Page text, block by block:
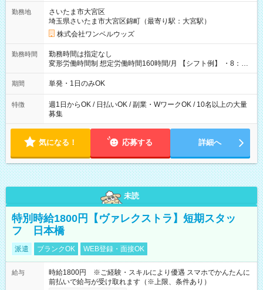
勤務地
さいたま市大宮区
埼玉県さいたま市大宮区錦町（最寄り駅：大宮駅）
株式会社ワンベルウッズ
勤務時間
勤務時間は指定なし
変形労働時間制 想定労働時間160時間/月 【シフト例】 ・8：00
～21：00
期間 単発・1日のみOK
特徴
週1日からOK / 日払いOK / 副業・WワークOK / 10名以上の大量
募集
気になる！ 応募する 詳細へ
未読
特別時給1800円【ヴァレクストラ】短期スタッ
フ 日本橋
派遣 ブランクOK WEB登録・面接OK
給与
時給1800円 ※ご経験・スキルにより優遇 スマホでかんたんに
前払いで給与が受け取れます（※上限、条件あり）